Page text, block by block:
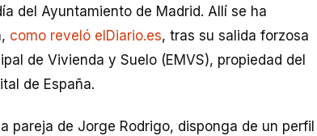
del Ayuntamiento de Madrid. Allí se ha
como reveló elDiario.es, tras su salida forzosa
de Vivienda y Suelo (EMVS), propiedad del
de España.
pareja de Jorge Rodrigo, disponga de un perfil